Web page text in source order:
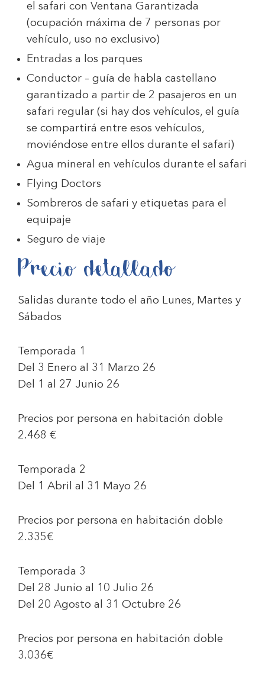
el safari con Ventana Garantizada
(ocupación máxima de 7 personas por
vehículo, uso no exclusivo)
Entradas a los parques
Conductor – guía de habla castellano
garantizado a partir de 2 pasajeros en un
safari regular (si hay dos vehículos, el guía
se compartirá entre esos vehículos,
moviéndose entre ellos durante el safari)
Agua mineral en vehículos durante el safari
Flying Doctors
Sombreros de safari y etiquetas para el
equipaje
Seguro de viaje
Precio detallado
Salidas durante todo el año Lunes, Martes y
Sábados
Temporada 1
Del 3 Enero al 31 Marzo 26
Del 1 al 27 Junio 26
Precios por persona en habitación doble
2.468 €
Temporada 2
Del 1 Abril al 31 Mayo 26
Precios por persona en habitación doble
2.335€
Temporada 3
Del 28 Junio al 10 Julio 26
Del 20 Agosto al 31 Octubre 26
Precios por persona en habitación doble
3.036€